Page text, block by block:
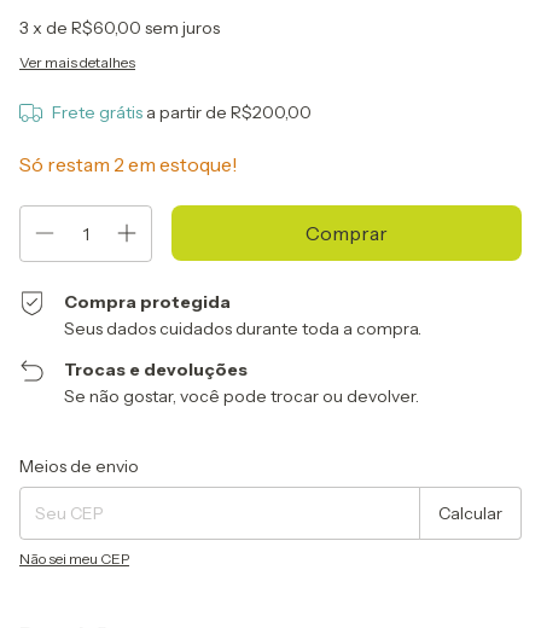
3 x de R$60,00 sem juros
Ver mais detalhes
Frete grátis a partir de R$200,00
Só restam 2 em estoque!
Compra protegida
Seus dados cuidados durante toda a compra.
Trocas e devoluções
Se não gostar, você pode trocar ou devolver.
Entregas para o CEP:
Meios de envio
Calcular
Não sei meu CEP